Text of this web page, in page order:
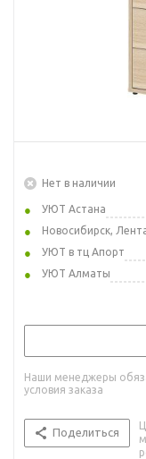
Нет в наличии
УЮТ Астана
Новосибирск,
УЮТ в тц Апорт
УЮТ Алматы
Наши менеджеры
условия заказа
Поделиться